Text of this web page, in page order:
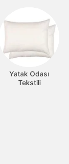
Yatak Odası
Tekstili